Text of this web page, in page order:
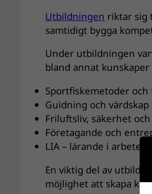
Utbildningen riktar sig
samtidigt bygga
Under utbildningen
bland annat
Sportfiskemetoder och
Guidning och värdskap
Friluftsliv, säkerhet
Företagande och
LIA – lärande i arbete
En viktig del av
möjlighet att skapa